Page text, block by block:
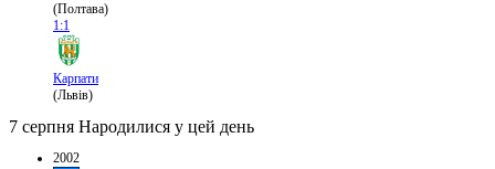
(Полтава)
1:1
Карпати
(Львів)
7 серпня Народилися у цей день
2002